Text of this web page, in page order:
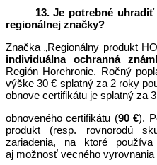
13. Je potrebné uhradiť
regionálnej značky?
Značka „Regionálny produkt
individuálna ochranná
Región Horehronie. Ročný
výške 30 € splatný za 2 roky
obnove certifikátu je splatný za
obnoveného certifikátu (90 €).
produkt (resp. rovnorodú
zariadenia, na ktoré
aj možnosť vecného vyrovnania